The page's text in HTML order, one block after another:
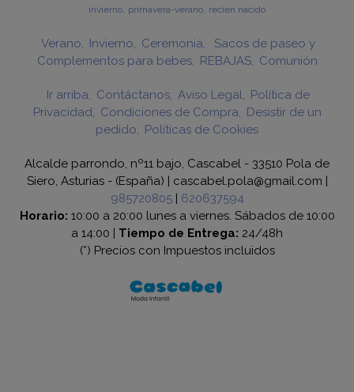
invierno primavera-verano recien nacido
Verano Invierno Ceremonia
Sacos de paseo y
Complementos para bebes
REBAJAS Comunión
Ir arriba Contáctanos Aviso Legal
Política de
Privacidad
Condiciones de Compra
Desistir de un
pedido
Políticas de Cookies
Alcalde parrondo, nº11 bajo, Cascabel - 33510 Pola de
Siero, Asturias - (España) | cascabel.pola@gmail.com |
985720805| 620637594
Horario: 10:00 a 20:00 lunes a viernes. Sábados de 10:00
a 14:00 | Tiempo de Entrega: 24/48h
(*) Precios con Impuestos incluidos